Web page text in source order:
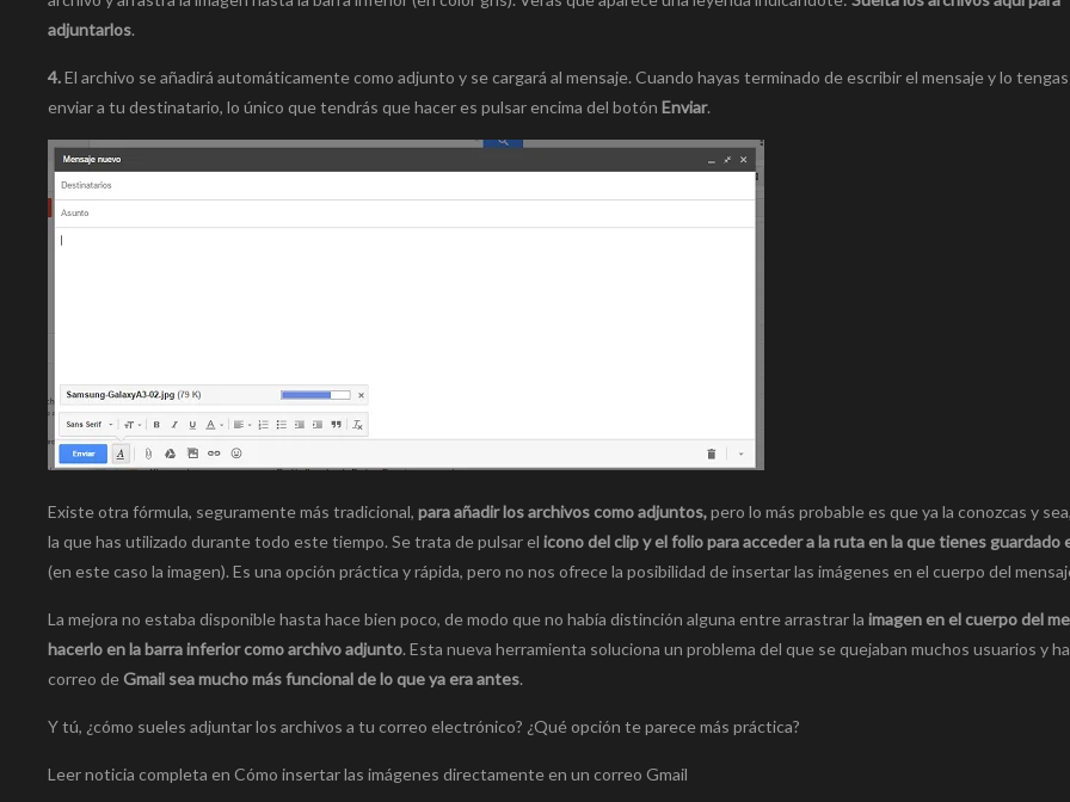
adjuntarlos.
4.El archivo se añadirá automáticamente como adjunto y se cargará al mensaje. Cuando hayas terminado de escribir el mensaje y lo
enviar a tu destinatario, lo único que tendrás que hacer es pulsar encima del botón Enviar.
Existe otra fórmula, seguramente más tradicional, para añadir los archivos como adjuntos,pero lo más probable es que ya la conozcas y
la que has utilizado durante todo este tiempo. Se trata de pulsar el icono del clip y el folio para acceder a la ruta en la que tienes guardado
(en este caso la imagen). Es una opción práctica y rápida, pero no nos ofrece la posibilidad de insertar las imágenes en el cuerpo del
La mejora no estaba disponible hasta hace bien poco, de modo que no había distinción alguna entre arrastrar la imagen en el cuerpo del
hacerlo en la barra inferior como archivo adjunto. Esta nueva herramienta soluciona un problema del que se quejaban muchos usuarios y
correo deGmail sea mucho más funcional de lo que ya era antes.
Y tú, ¿cómo sueles adjuntar los archivos a tu correo electrónico? ¿Qué opción te parece más práctica?
Leer noticia completa en Cómo insertar las imágenes directamente en un correo Gmail